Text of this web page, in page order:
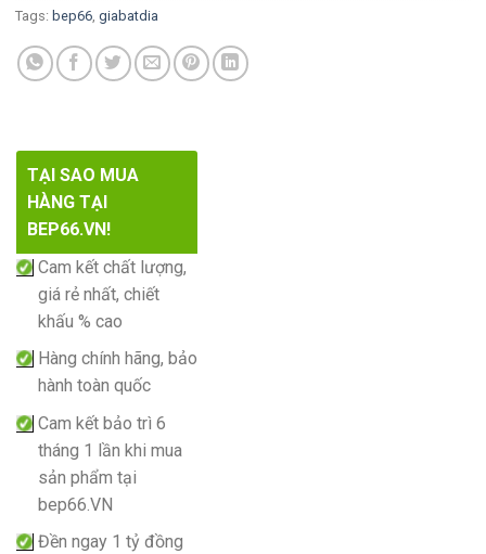
Tags: bep66 giabatdia
TẠI SAO MUA
HÀNG TẠI
BEP66.VN!
Cam kết chất lượng,
giá rẻ nhất, chiết
khấu % cao
Hàng chính hãng, bảo
hành toàn quốc
Cam kết bảo trì 6
tháng 1 lần khi mua
sản phẩm tại
bep66.VN
Đền ngay 1 tỷ đồng